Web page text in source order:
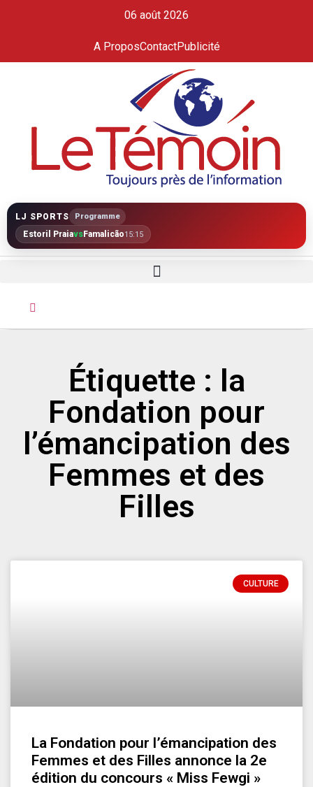
06 août 2026
A ProposContactPublicité
LJ SPORTS Programme
Estoril PraiavsFamalicão15:15
Étiquette : la
Fondation pour
l’émancipation des
Femmes et des
Filles
CULTURE
La Fondation pour l’émancipation des
Femmes et des Filles annonce la 2e
édition du concours « Miss Fewgi »